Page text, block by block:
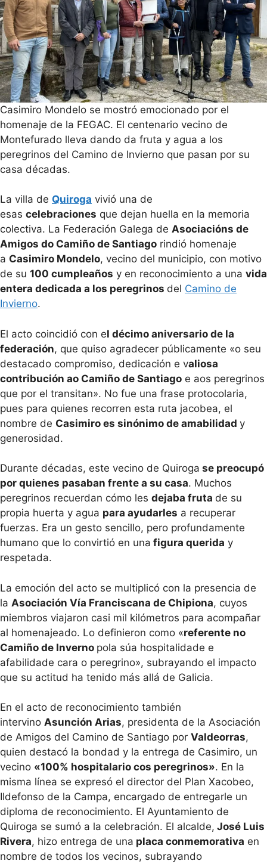
Casimiro Mondelo se mostró emocionado por el
homenaje de la FEGAC. El centenario vecino de
Montefurado lleva dando da fruta y agua a los
peregrinos del Camino de Invierno que pasan por su
casa décadas.
La villa de Quiroga vivió una de
esas celebraciones que dejan huella en la memoria
colectiva. La Federación Galega de Asociacións de
Amigos do Camiño de Santiago rindió homenaje
a Casimiro Mondelo, vecino del municipio, con motivo
de su 100 cumpleaños y en reconocimiento a una vida
entera dedicada a los peregrinos del Camino de
Invierno.
El acto coincidió con el décimo aniversario de la
federación, que quiso agradecer públicamente «o seu
destacado compromiso, dedicación e valiosa
contribución ao Camiño de Santiago e aos peregrinos
que por el transitan». No fue una frase protocolaria,
pues para quienes recorren esta ruta jacobea, el
nombre de Casimiro es sinónimo de amabilidad y
generosidad.
Durante décadas, este vecino de Quiroga se preocupó
por quienes pasaban frente a su casa. Muchos
peregrinos recuerdan cómo les dejaba fruta de su
propia huerta y agua para ayudarles a recuperar
fuerzas. Era un gesto sencillo, pero profundamente
humano que lo convirtió en una figura querida y
respetada.
La emoción del acto se multiplicó con la presencia de
la Asociación Vía Franciscana de Chipiona, cuyos
miembros viajaron casi mil kilómetros para acompañar
al homenajeado. Lo definieron como «referente no
Camiño de Inverno pola súa hospitalidade e
afabilidade cara o peregrino», subrayando el impacto
que su actitud ha tenido más allá de Galicia.
En el acto de reconocimiento también
intervino Asunción Arias, presidenta de la Asociación
de Amigos del Camino de Santiago por Valdeorras,
quien destacó la bondad y la entrega de Casimiro, un
vecino «100% hospitalario cos peregrinos». En la
misma línea se expresó el director del Plan Xacobeo,
Ildefonso de la Campa, encargado de entregarle un
diploma de reconocimiento. El Ayuntamiento de
Quiroga se sumó a la celebración. El alcalde, José Luis
Rivera, hizo entrega de una placa conmemorativa en
nombre de todos los vecinos, subrayando